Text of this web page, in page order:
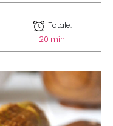
Totale:
20 min